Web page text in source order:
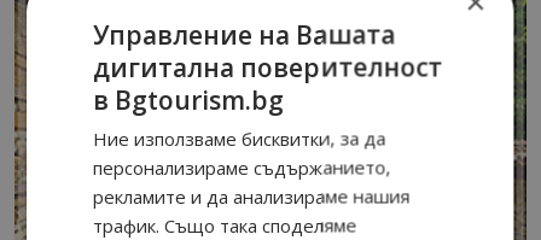
Управление на Вашата
дигитална поверителност
в Bgtourism.bg
Ние използваме бисквитки, за да
персонализираме съдържанието,
рекламите и да анализираме нашия
трафик. Също така споделяме